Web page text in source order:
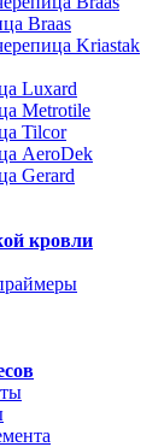
Braas
Kriastak
Luxard
Metrotile
Tilcor
AeroDek
Gerard
кровли